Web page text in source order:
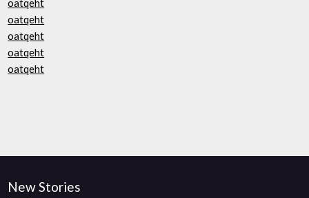
oatqeht
oatqeht
oatqeht
oatqeht
oatqeht
New Stories